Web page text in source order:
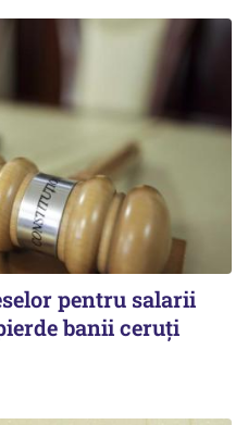
pentru salarii
banii ceruți